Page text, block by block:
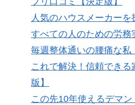
人気のハウスメーカーを
すべての人のための労務
毎週整体通いの腰痛な私
これで解決！信頼できる
版】
この先10年使えるデマ